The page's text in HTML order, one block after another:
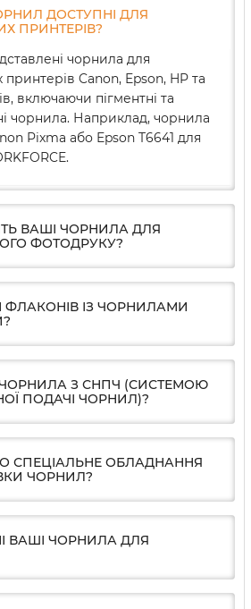
ДОСТУПНІ ДЛЯ
ПРИНТЕРІВ?
чорнила для
Canon, Epson, HP та
включаючи пігментні та
чорнила. Наприклад, чорнила
Pixma або Epson T6641 для
ВАШІ ЧОРНИЛА ДЛЯ
ФОТОДРУКУ?
ФЛАКОНІВ ІЗ ЧОРНИЛАМИ
ЧОРНИЛА З СНПЧ (СИСТЕМОЮ
ПОДАЧІ ЧОРНИЛ)?
СПЕЦІАЛЬНЕ ОБЛАДНАННЯ
ЧОРНИЛ?
ВАШІ ЧОРНИЛА ДЛЯ